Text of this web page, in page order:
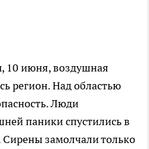
10 июня, воздушная
регион. Над областью
Люди
паники спустились в
замолчали только